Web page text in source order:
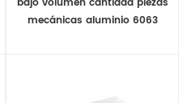
mecánicas aluminio 6063